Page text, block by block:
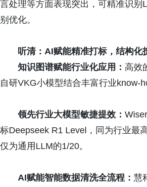
言处理等方面表现突出，可精准识
别优化。
听清：AI赋能精准打标，结构化
知识图谱赋能行业化应用： 高效
自研VKG小模型结合丰富行业know-
领先行业大模型敏捷提效：
标Deepseek R1 Level，同为行业最
仅为通用LLM的1/20。
AI赋能智能数据清洗全流程： 慧